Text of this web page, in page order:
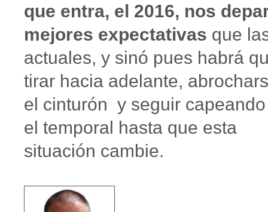
que entra, el 2016, nos
mejores expectativas que
actuales, y sinó pues habrá
tirar hacia adelante,
el cinturón y seguir capeando
el temporal hasta que esta
situación cambie.